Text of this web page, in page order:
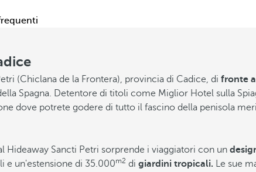
(Chiclana de la Frontera), provincia di Cadice, di fronte
Spagna. Detentore di titoli come Miglior Hotel sulla
dove potrete godere di tutto il fascino della penisola
Hideaway Sancti Petri sorprende i viaggiatori con un
e un'estensione di 35.000m2 di giardini tropicali. Le sue